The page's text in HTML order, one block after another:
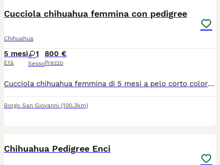
Cucciola chihuahua femmina con pedigree
Chihuahua
5 mesi
Età
1
Sesso
800 €
Prezzo
Cucciola chihuahua femmina di 5 mesi a pelo corto color bianco fulvo, con pedigree, microchip e vaccini. Genitori di mia proprietà e visibili in provincia di Lodi
Borgo San Giovanni (100.3km)
Chihuahua Pedigree Enci